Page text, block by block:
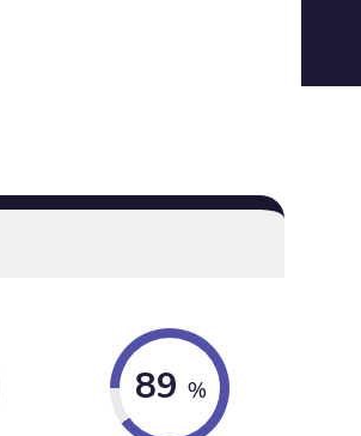
89 %